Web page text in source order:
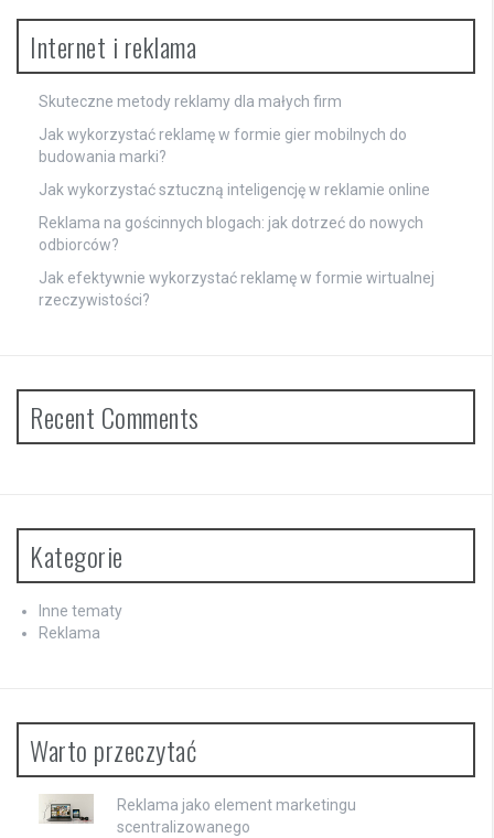
Internet i reklama
Skuteczne metody reklamy dla małych firm
Jak wykorzystać reklamę w formie gier mobilnych do
budowania marki?
Jak wykorzystać sztuczną inteligencję w reklamie online
Reklama na gościnnych blogach: jak dotrzeć do nowych
odbiorców?
Jak efektywnie wykorzystać reklamę w formie wirtualnej
rzeczywistości?
Recent Comments
Kategorie
Inne tematy
Reklama
Warto przeczytać
Reklama jako element marketingu
scentralizowanego